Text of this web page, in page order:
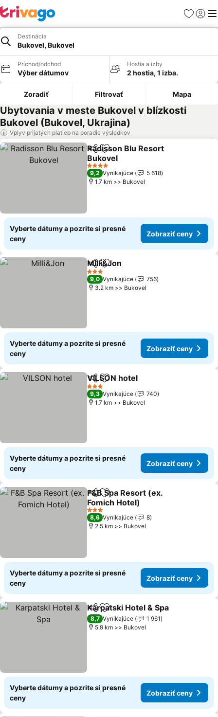
Obľúbené
Destinácia
Bukovel, Bukovel
Príchod/odchod
Výber dátumov
Hostia a izby
2 hostia, 1 izba.
Zoradiť Filtrovať Mapa
Ubytovania v meste Bukovel v blízkosti
Bukovel (Bukovel, Ukrajina)
Vplyv prijatých platieb na poradie výsledkov
ZdieľaťPridať do obľúbených
Radisson Blu Resort
Bukovel
Zobraziť ceny
4 Počet hviezdičiek
9,2 Vynikajúce
5 618
1.7 km >> Bukovel
Vyberte dátumy a pozrite si presné
ceny
Zobraziť ceny
ZdieľaťPridať do obľúbených
Milli&Jon
3 Počet hviezdičiek
9,0 Vynikajúce
756
3.2 km >> Bukovel
Vyberte dátumy a pozrite si presné
ceny
Zobraziť ceny
ZdieľaťPridať do obľúbených
VILSON hotel
3 Počet hviezdičiek
9,3 Vynikajúce
740
1.7 km >> Bukovel
Vyberte dátumy a pozrite si presné
ceny
Zobraziť ceny
ZdieľaťPridať do obľúbených
F&B Spa Resort (ex.
Fomich Hotel)
Zobraziť ceny
3 Počet hviezdičiek
8,6 Vynikajúce
8
2.5 km >> Bukovel
Vyberte dátumy a pozrite si presné
ceny
Zobraziť ceny
ZdieľaťPridať do obľúbených
Karpatski Hotel & Spa
8,7 Vynikajúce
1 961
5.9 km >> Bukovel
Vyberte dátumy a pozrite si presné
ceny
Zobraziť ceny